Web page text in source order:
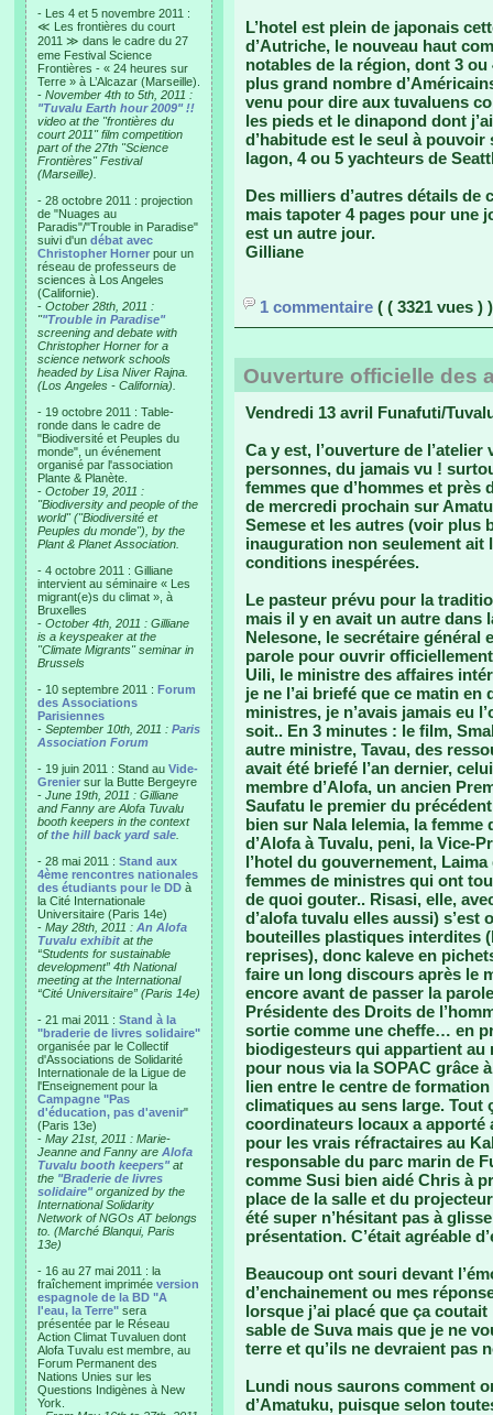
- Les 4 et 5 novembre 2011 :
≪ Les frontières du court
2011 ≫ dans le cadre du 27
eme Festival Science
Frontières - « 24 heures sur
Terre » à L’Alcazar (Marseille).
- November 4th to 5th, 2011 :
"Tuvalu Earth hour 2009" !!
video at the "frontières du
court 2011" film competition
part of the 27th "Science
Frontières" Festival
(Marseille).
- 28 octobre 2011 : projection
de "Nuages au
Paradis"/"Trouble in Paradise"
suivi d'un débat avec
Christopher Horner pour un
réseau de professeurs de
sciences à Los Angeles
(Californie).
- October 28th, 2011 :
""Trouble in Paradise"
screening and debate with
Christopher Horner for a
science network schools
headed by Lisa Niver Rajna.
(Los Angeles - California).
- 19 octobre 2011 : Table-
ronde dans le cadre de
"Biodiversité et Peuples du
monde", un événement
organisé par l'association
Plante & Planète.
- October 19, 2011 :
"Biodiversity and people of the
world" ("Biodiversité et
Peuples du monde"), by the
Plant & Planet Association.
- 4 octobre 2011 : Gilliane
intervient au séminaire « Les
migrant(e)s du climat », à
Bruxelles
- October 4th, 2011 : Gilliane
is a keyspeaker at the
"Climate Migrants" seminar in
Brussels
- 10 septembre 2011 : Forum
des Associations
Parisiennes
- September 10th, 2011 : Paris
Association Forum
- 19 juin 2011 : Stand au Vide-
Grenier sur la Butte Bergeyre
- June 19th, 2011 : Gilliane
and Fanny are Alofa Tuvalu
booth keepers in the context
ofthe hill back yard sale
- 28 mai 2011 : Stand aux
4ème rencontres nationales
des étudiants pour le DD à
la Cité Internationale
Universitaire (Paris 14e)
- May 28th, 2011 : An Alofa
Tuvalu exhibit at the
“Students for sustainable
development” 4th National
meeting at the International
“Cité Universitaire” (Paris 14e)
- 21 mai 2011 : Stand à la
"braderie de livres solidaire"
organisée par le Collectif
d'Associations de Solidarité
Internationale de la Ligue de
l'Enseignement pour la
Campagne "Pas
d'éducation, pas d'avenir"
(Paris 13e)
- May 21st, 2011 : Marie-
Jeanne and Fanny are Alofa
Tuvalu booth keepers"at
the "Braderie de livres
solidaire"organized by the
International Solidarity
Network of NGOs AT belongs
to. (Marché Blanqui, Paris
13e)
- 16 au 27 mai 2011 : la
fraîchement imprimée version
espagnole de la BD "A
l'eau, la Terre" sera
présentée par le Réseau
Action Climat Tuvaluen dont
Alofa Tuvalu est membre, au
Forum Permanent des
Nations Unies sur les
Questions Indigènes à New
York.
L’hotel est plein de japonais
d’Autriche, le nouveau haut
notables de la région, dont 3 ou
plus grand nombre
venu pour dire aux tuvaluens
les pieds et le dinapond dont
d’habitude est le seul à
lagon, 4 ou 5 yachteurs de
Des milliers d’autres détails de
mais tapoter 4 pages pour une
est un autre jour.
Gilliane
1 commentaire ( ( 3321 vues ) )
Ouverture officielle des
Vendredi 13 avril Funafuti/
Ca y est, l’ouverture de
personnes, du jamais vu !
femmes que d’hommes et près
de mercredi prochain sur
Semese et les autres (voir plus
inauguration non seulement ait
conditions inespérées.
Le pasteur prévu pour la
mais il y en avait un autre dans
Nelesone, le secrétaire général
parole pour ouvrir
Uili, le ministre des affaires
je ne l’ai briefé que ce matin
ministres, je n’avais jamais eu
soit.. En 3 minutes : le film,
autre ministre, Tavau, des
avait été briefé l’an dernier,
membre d’Alofa, un ancien
Saufatu le premier du
bien sur Nala Ielemia, la
d’Alofa à Tuvalu, peni, la Vice-
l’hotel du gouvernement,
femmes de ministres qui ont
de quoi gouter.. Risasi, elle,
d’alofa tuvalu elles aussi)
bouteilles plastiques interdites
reprises), donc kaleve en
faire un long discours après le
encore avant de passer la
Présidente des Droits de
sortie comme une cheffe… en
biodigesteurs qui appartient au
pour nous via la SOPAC grâce
lien entre le centre de
climatiques au sens large. Tout
coordinateurs locaux a apporté
pour les vrais réfractaires au
responsable du parc marin de
comme Susi bien aidé Chris à
place de la salle et du
été super n’hésitant pas à
présentation. C’était agréable
Beaucoup ont souri devant
d’enchainement ou mes
lorsque j’ai placé que ça
sable de Suva mais que je ne
terre et qu’ils ne devraient pas
Lundi nous saurons comment
d’Amatuku, puisque selon